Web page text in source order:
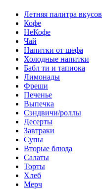
Летняя палитра вкусов
Кофе
НеКофе
Чай
Напитки от шефа
Холодные напитки
Бабл ти и тапиока
Лимонады
Фреши
Печенье
Выпечка
Сэндвичи/роллы
Десерты
Завтраки
Супы
Вторые блюда
Салаты
Торты
Хлеб
Мерч